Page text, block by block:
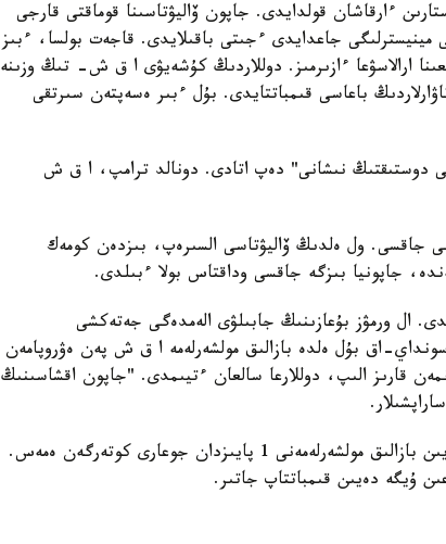
ءارقاشان قولدايدى. جاپون ۆاليۋتاسىنا قوماقتى قارجى
جاعدايدى ءجىتى باقىلايدى. قاجەت بولسا، ءبىز
ارالاسۋعا ءازىرمىز. دوللاردىڭ كۇشەيۋى ا ق ش- تىڭ وزىنە
باعاسى قىمباتتايدى. بۇل ءبىر ەسەپتەن سىرتقى
دوستىقتىڭ نىشانى" دەپ اتادى. دونالد ترامپ، ا ق ش
جاقسى. ول ەلدىڭ ۆاليۋتاسى السىرەپ، بىزدەن كومەك
جاپونيا بىزگە جاقسى وداقتاس بولا ءبىلدى.
ال ورمۋز بۇعازىنىڭ جابىلۋى الەمدەگى جەتەكشى
اق بۇل ەلدە بازالىق مولشەرلەمە ا ق ش پەن ەۋروپامەن
قارىز الىپ، دوللارعا سالعان ءتيىمدى. "جاپون اقشاسىنىڭ
سويتە تۇرا، ەلدىڭ ورتالىق بانكى وسى ۋاقىتقا دەيىن بازالىق مولشەرلەمەنى 1 پايىزدان جوعارى كوتەرگەن ەمەس.
ۇيگە دەيىن قىمباتتاپ جاتىر.